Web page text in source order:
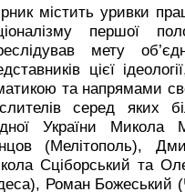
містить уривки
першої
мету
цієї
та напрямами
серед яких
України Микола
(Мелітополь),
Сціборський та
Роман Божеський